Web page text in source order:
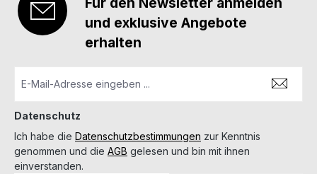
und exklusive Angebote
erhalten
Datenschutz
Ich habe die Datenschutzbestimmungen zur Kenntnis
genommen und die AGB gelesen und bin mit ihnen
einverstanden.